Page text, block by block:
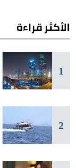
الأكثر قراءة
1
2